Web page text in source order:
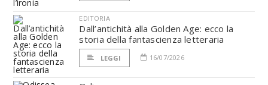
EDITORIA
Dall’antichità alla Golden Age: ecco la
storia della fantascienza letteraria
LEGGI 16/07/2026